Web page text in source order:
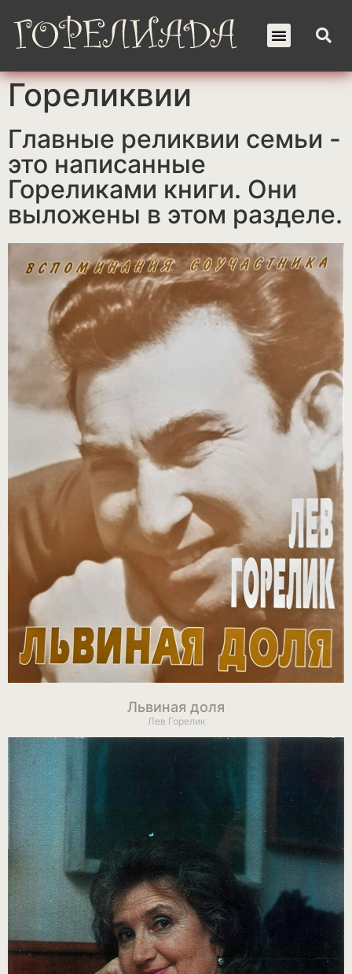
Гореликвии
Главные реликвии семьи -
это написанные
Гореликами книги. Они
выложены в этом разделе.
Львиная доля
Лев Горелик